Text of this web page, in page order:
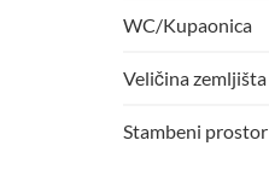
WC/Kupaonica
Veličina zemljišta
Stambeni prostor